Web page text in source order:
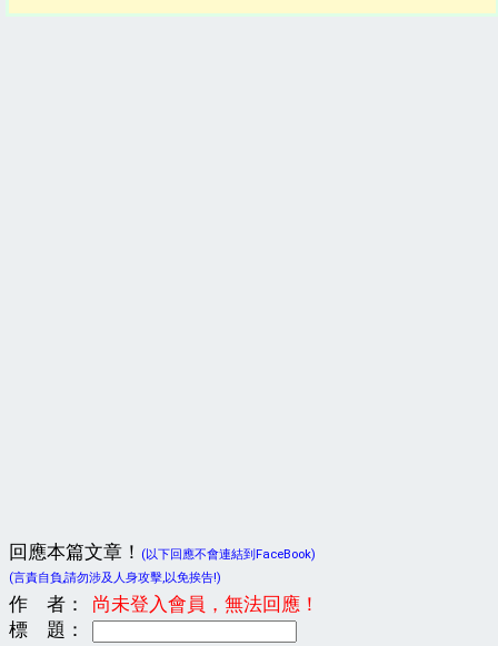
回應本篇文章！
(以下回應不會連結到FaceBook)
(言責自負,請勿涉及人身攻擊,以免挨告!)
作 者：
尚未登入會員，無法回應！
標 題：